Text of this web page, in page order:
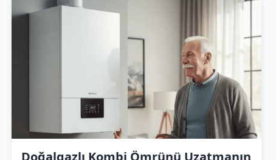
Doğalgazlı Kombi Ömrünü Uzatmanın